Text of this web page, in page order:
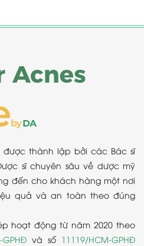
được thành lập bởi các Bác sĩ
sĩ chuyên sâu về dược mỹ
đến cho khách hàng một nơi
quả và an toàn theo đúng
hoạt động từ năm 2020 theo
GPHĐ và số 11119/HCM-GPHĐ